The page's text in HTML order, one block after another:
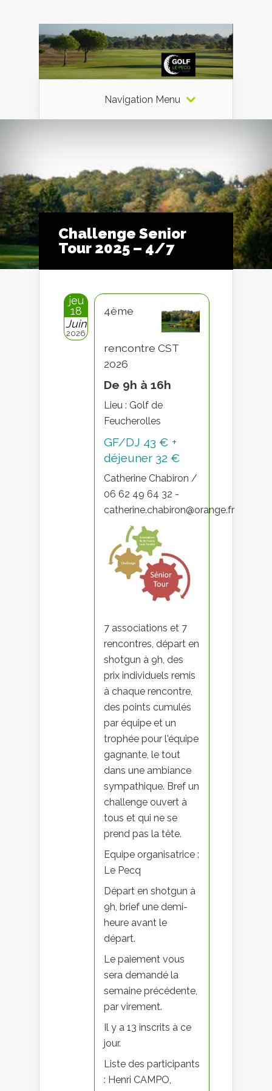
Navigation Menu
Challenge Senior
Tour 2025 – 4/7
jeu
18
Juin
2026
4ème
rencontre CST
2026
De 9h à 16h
Lieu : Golf de
Feucherolles
GF/DJ 43 € +
déjeuner 32 €
Catherine Chabiron /
06 62 49 64 32 -
catherine.chabiron@orange.fr
7 associations et 7
rencontres, départ en
shotgun à 9h, des
prix individuels remis
à chaque rencontre,
des points cumulés
par équipe et un
trophée pour l'équipe
gagnante, le tout
dans une ambiance
sympathique. Bref un
challenge ouvert à
tous et qui ne se
prend pas la tête.
Equipe organisatrice :
Le Pecq
Départ en shotgun à
9h, brief une demi-
heure avant le
départ.
Le paiement vous
sera demandé la
semaine précédente,
par virement.
Il y a 13 inscrits à ce
jour.
Liste des participants
: Henri CAMPO,